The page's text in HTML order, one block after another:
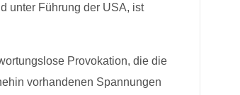
unter Führung der USA, ist
Provokation, die die
vorhandenen Spannungen